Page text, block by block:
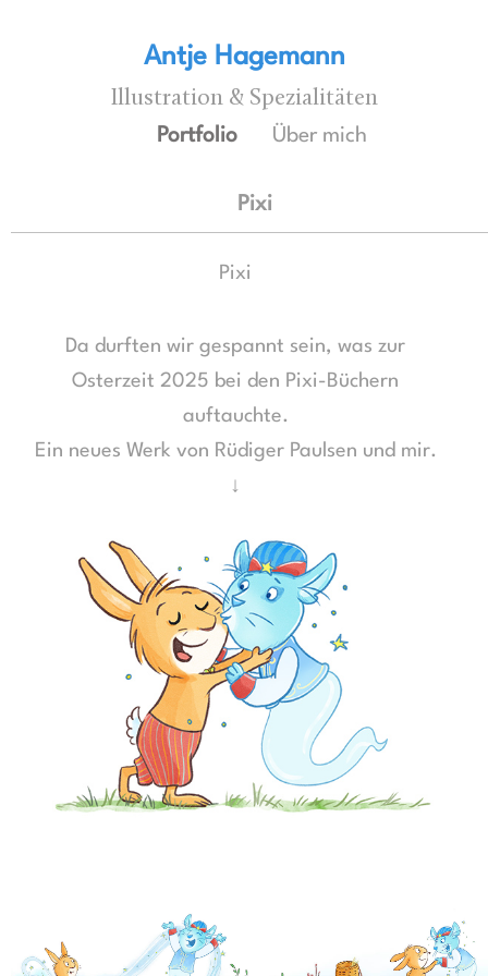
Antje Hagemann
Illustration & Spezialitäten
Portfolio Über mich
Pixi
Pixi
Da durften wir gespannt sein, was zur
Osterzeit 2025 bei den Pixi-Büchern
auftauchte.
Ein neues Werk von Rüdiger Paulsen und mir.
↓